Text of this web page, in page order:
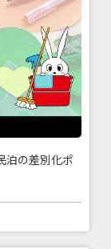
泊の差別化ポ